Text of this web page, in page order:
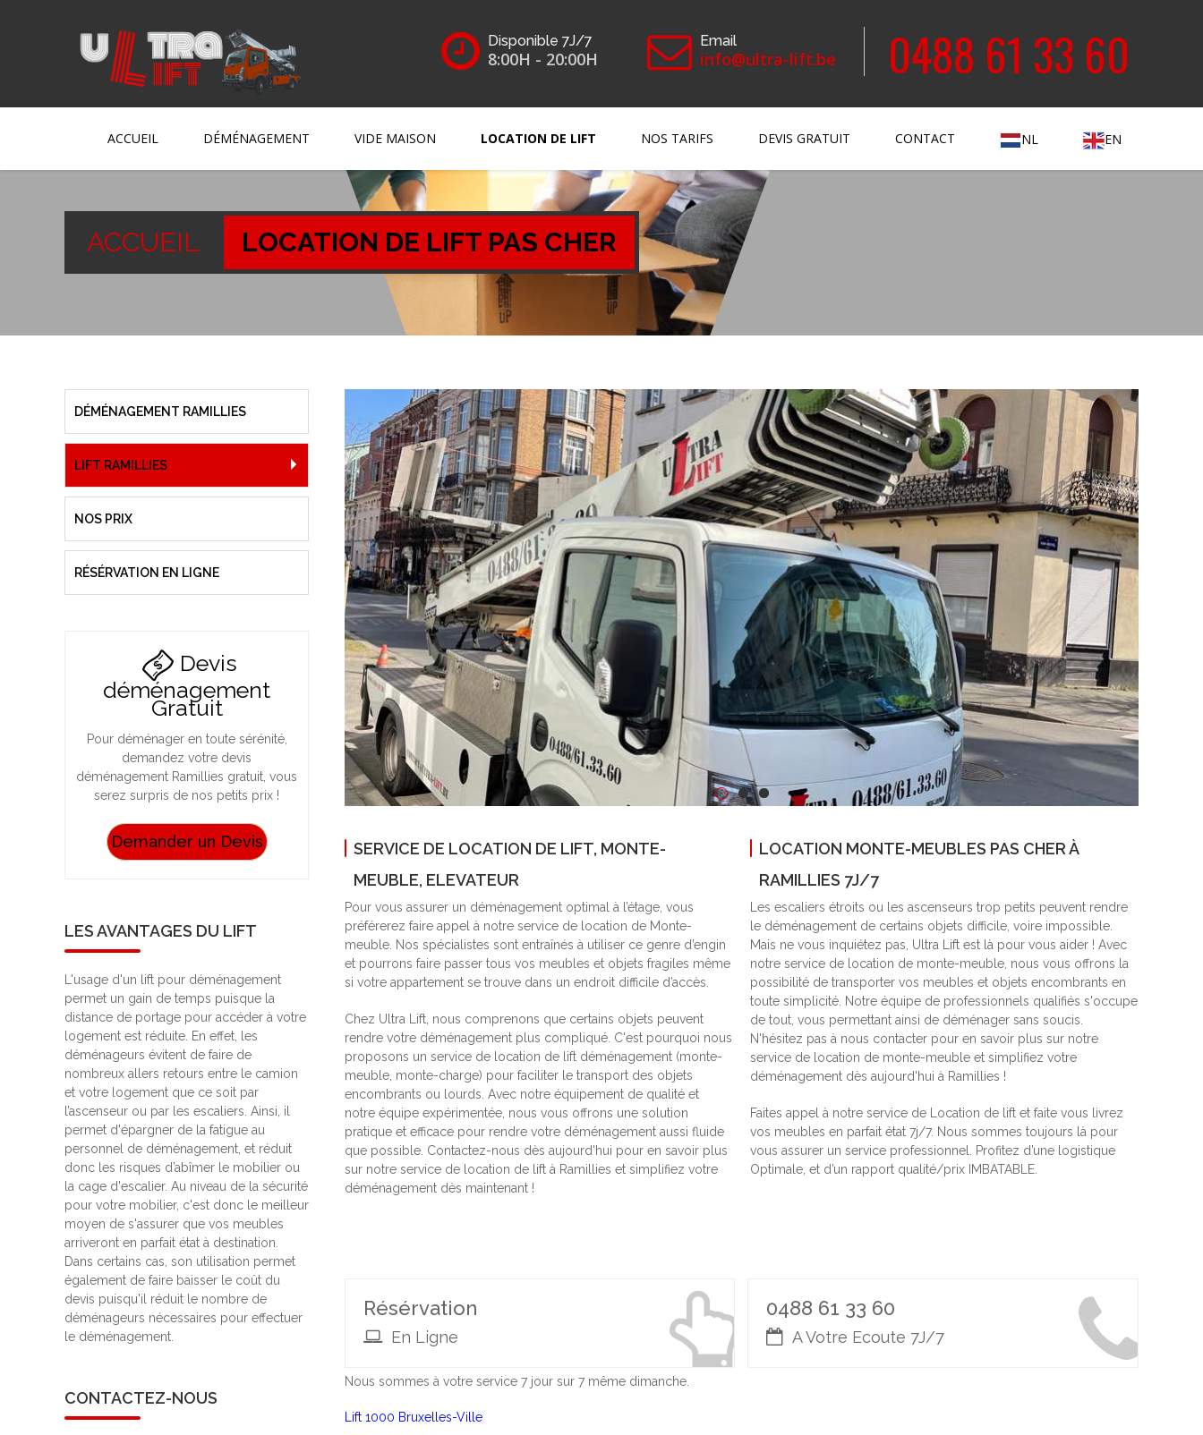
Disponible 7J/7
8:00H - 20:00H
Email
info@ultra-lift.be 0488 61 33 60
ACCUEIL DÉMÉNAGEMENT VIDE MAISON LOCATION DE LIFT NOS TARIFS DEVIS GRATUIT CONTACT NL EN
ACCUEIL LOCATION DE LIFT PAS CHER
SERVICE DE LOCATION DE LIFT, MONTE-
MEUBLE, ELEVATEUR
Pour vous assurer un déménagement optimal à l’étage, vous
préférerez faire appel à notre service de location de Monte-
meuble. Nos spécialistes sont entraînés à utiliser ce genre d’engin
et pourrons faire passer tous vos meubles et objets fragiles même
si votre appartement se trouve dans un endroit difficile d’accès.
Chez Ultra Lift, nous comprenons que certains objets peuvent
rendre votre déménagement plus compliqué. C'est pourquoi nous
proposons un service de location de lift déménagement (monte-
meuble, monte-charge) pour faciliter le transport des objets
encombrants ou lourds. Avec notre équipement de qualité et
notre équipe expérimentée, nous vous offrons une solution
pratique et efficace pour rendre votre déménagement aussi fluide
que possible. Contactez-nous dès aujourd'hui pour en savoir plus
sur notre service de location de lift à Ramillies et simplifiez votre
déménagement dès maintenant !
LOCATION MONTE-MEUBLES PAS CHER À
RAMILLIES 7J/7
Les escaliers étroits ou les ascenseurs trop petits peuvent rendre
le déménagement de certains objets difficile, voire impossible.
Mais ne vous inquiétez pas, Ultra Lift est là pour vous aider ! Avec
notre service de location de monte-meuble, nous vous offrons la
possibilité de transporter vos meubles et objets encombrants en
toute simplicité. Notre équipe de professionnels qualifiés s'occupe
de tout, vous permettant ainsi de déménager sans soucis.
N'hésitez pas à nous contacter pour en savoir plus sur notre
service de location de monte-meuble et simplifiez votre
déménagement dès aujourd'hui à Ramillies !
Faites appel à notre service de Location de lift et faite vous livrez
vos meubles en parfait état 7j/7. Nous sommes toujours là pour
vous assurer un service professionnel. Profitez d’une logistique
Optimale, et d’un rapport qualité/prix IMBATABLE.
Résérvation
En Ligne
0488 61 33 60
A Votre Ecoute 7J/7
Nous sommes à votre service 7 jour sur 7 même dimanche.
Lift 1000 Bruxelles-Ville
DÉMÉNAGEMENT RAMILLIES
LIFT RAMILLIES
NOS PRIX
RÉSÉRVATION EN LIGNE
Devis
déménagement
Gratuit
Pour déménager en toute sérénité,
demandez votre devis
déménagement Ramillies gratuit, vous
serez surpris de nos petits prix !
Demander un Devis
LES AVANTAGES DU LIFT
L'usage d'un lift pour déménagement
permet un gain de temps puisque la
distance de portage pour accéder à votre
logement est réduite. En effet, les
déménageurs évitent de faire de
nombreux allers retours entre le camion
et votre logement que ce soit par
l’ascenseur ou par les escaliers. Ainsi, il
permet d'épargner de la fatigue au
personnel de déménagement, et réduit
donc les risques d’abîmer le mobilier ou
la cage d'escalier. Au niveau de la sécurité
pour votre mobilier, c'est donc le meilleur
moyen de s'assurer que vos meubles
arriveront en parfait état à destination.
Dans certains cas, son utilisation permet
également de faire baisser le coût du
devis puisqu'il réduit le nombre de
déménageurs nécessaires pour effectuer
le déménagement.
CONTACTEZ-NOUS